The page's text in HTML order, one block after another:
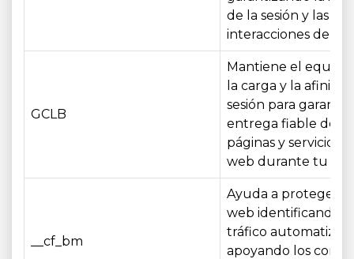
de la sesión y las
interacciones del
GCLB
Mantiene el
la carga y la
sesión para
entrega fiable de
páginas y servicios
web durante tu
__cf_bm
Ayuda a proteger
web identificando
tráfico
apoyando los